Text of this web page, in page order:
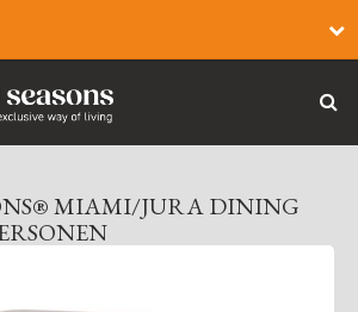
MIAMI/JURA DINING